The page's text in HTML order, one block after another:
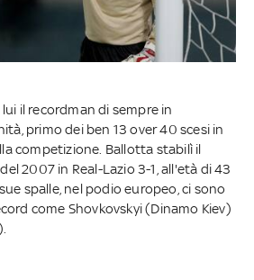
lui il recordman di sempre in
primo dei ben 13 over 40 scesi in
competizione. Ballotta stabilì il
2007 in Real-Lazio 3-1, all'età di 43
spalle, nel podio europeo, ci sono
come Shovkovskyi (Dinamo Kiev)